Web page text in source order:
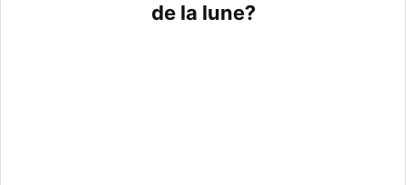
de la lune?